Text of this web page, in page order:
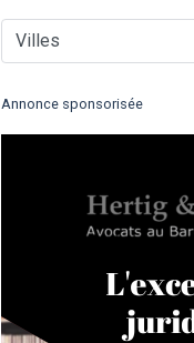
Annonce sponsorisée